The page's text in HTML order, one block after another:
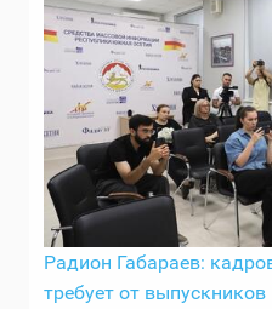
Радион Габараев:
требует от